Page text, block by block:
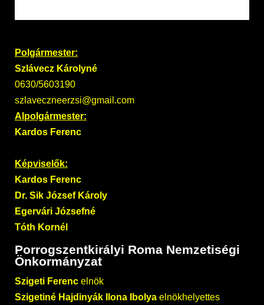
Polgármester:
Szlávecz Károlyné
0630/5603190
szlaveczneerzsi@gmail.com
Alpolgármester:
Kardos Ferenc
Képviselők:
Kardos Ferenc
Dr. Sik József Károly
Egervári Józsefné
Tóth Kornél
Porrogszentkirályi Roma Nemzetiségi
Önkormányzat
Szigeti Ferenc elnök
Szigetiné Hajdinyák Ilona Ibolya elnökhelyettes